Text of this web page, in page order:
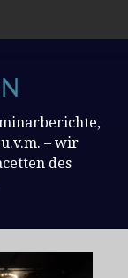
– wir
des